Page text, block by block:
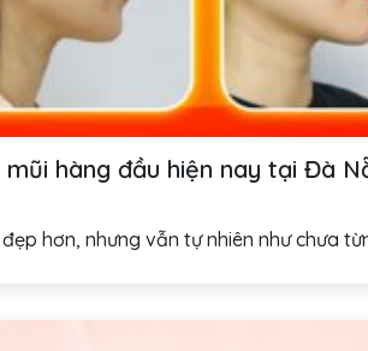
hàng đầu hiện nay tại Đà
hơn, nhưng vẫn tự nhiên như chưa